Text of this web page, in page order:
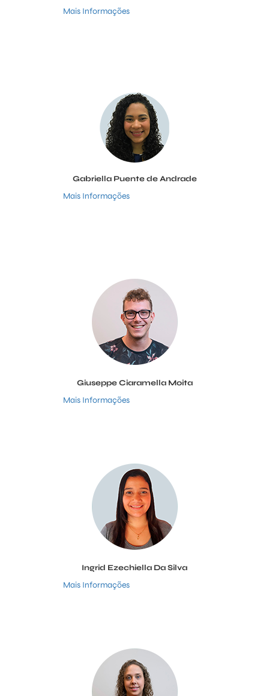
Mais Informações
Gabriella Puente de Andrade
Mais Informações
Giuseppe Ciaramella Moita
Mais Informações
Ingrid Ezechiella Da Silva
Mais Informações